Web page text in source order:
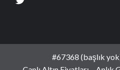
#67368 (başlık